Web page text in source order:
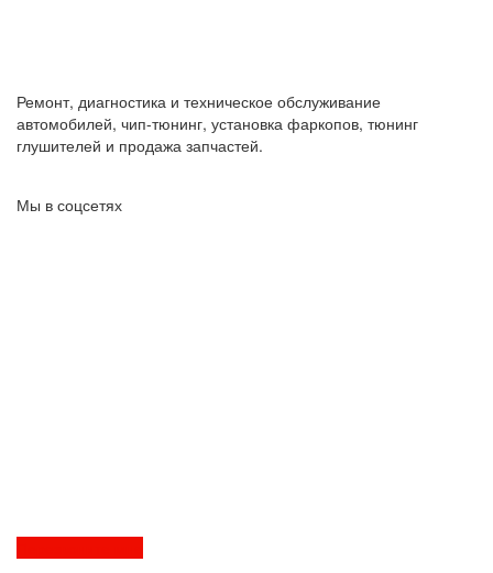
Ремонт, диагностика и техническое обслуживание
автомобилей, чип-тюнинг, установка фаркопов, тюнинг
глушителей и продажа запчастей.
Мы в соцсетях